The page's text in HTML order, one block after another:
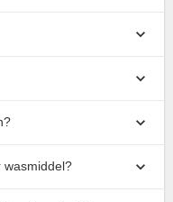
wasmiddel?